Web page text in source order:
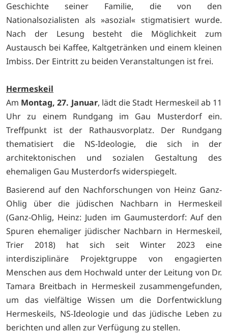
Geschichte seiner Familie, die von den
Nationalsozialisten als »asozial« stigmatisiert wurde.
Nach der Lesung besteht die Möglichkeit zum
Austausch bei Kaffee, Kaltgetränken und einem kleinen
Imbiss. Der Eintritt zu beiden Veranstaltungen ist frei.
Hermeskeil
Am Montag, 27. Januar, lädt die Stadt Hermeskeil ab 11
Uhr zu einem Rundgang im Gau Musterdorf ein.
Treffpunkt ist der Rathausvorplatz. Der Rundgang
thematisiert die NS-Ideologie, die sich in der
architektonischen und sozialen Gestaltung des
ehemaligen Gau Musterdorfs widerspiegelt.
Basierend auf den Nachforschungen von Heinz Ganz-
Ohlig über die jüdischen Nachbarn in Hermeskeil
(Ganz-Ohlig, Heinz: Juden im Gaumusterdorf: Auf den
Spuren ehemaliger jüdischer Nachbarn in Hermeskeil,
Trier 2018) hat sich seit Winter 2023 eine
interdisziplinäre Projektgruppe von engagierten
Menschen aus dem Hochwald unter der Leitung von Dr.
Tamara Breitbach in Hermeskeil zusammengefunden,
um das vielfältige Wissen um die Dorfentwicklung
Hermeskeils, NS-Ideologie und das jüdische Leben zu
berichten und allen zur Verfügung zu stellen.